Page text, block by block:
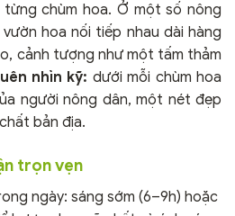
từng chùm hoa. Ở một số nông
hoa nối tiếp nhau dài hàng
cảnh tượng như một tấm thảm
nhìn kỹ: dưới mỗi chùm hoa
người nông dân, một nét đẹp
bản địa.
trọn vẹn
ngày: sáng sớm (6–9h) hoặc